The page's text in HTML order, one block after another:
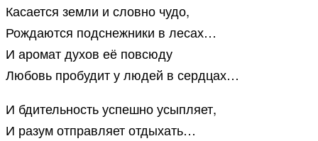
Касается земли и словно чудо,
Рождаются подснежники в лесах…
И аромат духов её повсюду
Любовь пробудит у людей в сердцах…
И бдительность успешно усыпляет,
И разум отправляет отдыхать…